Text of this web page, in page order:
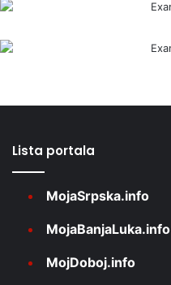
Lista portala
MojaSrpska.info
MojaBanjaLuka.info
MojDoboj.info